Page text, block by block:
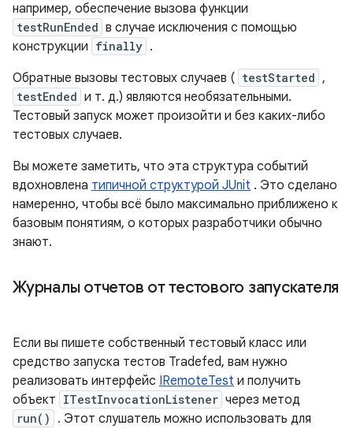
например, обеспечение вызова функции
testRunEnded в случае исключения с помощью
конструкции finally .
Обратные вызовы тестовых случаев ( testStarted ,
testEnded и т. д.) являются необязательными.
Тестовый запуск может произойти и без каких-либо
тестовых случаев.
Вы можете заметить, что эта структура событий
вдохновлена ​​типичной структурой JUnit . Это сделано
намеренно, чтобы всё было максимально приближено к
базовым понятиям, о которых разработчики обычно
знают.
Журналы отчетов от тестового запускателя
Если вы пишете собственный тестовый класс или
средство запуска тестов Tradefed, вам нужно
реализовать интерфейс IRemoteTest и получить
объект ITestInvocationListener через метод
run()
. Этот слушатель можно использовать для